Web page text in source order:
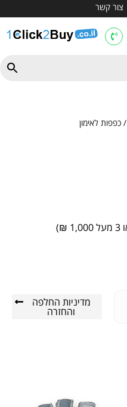
צור קשר
/ כפפות לאימון
מדיניות החלפה
והחזרה